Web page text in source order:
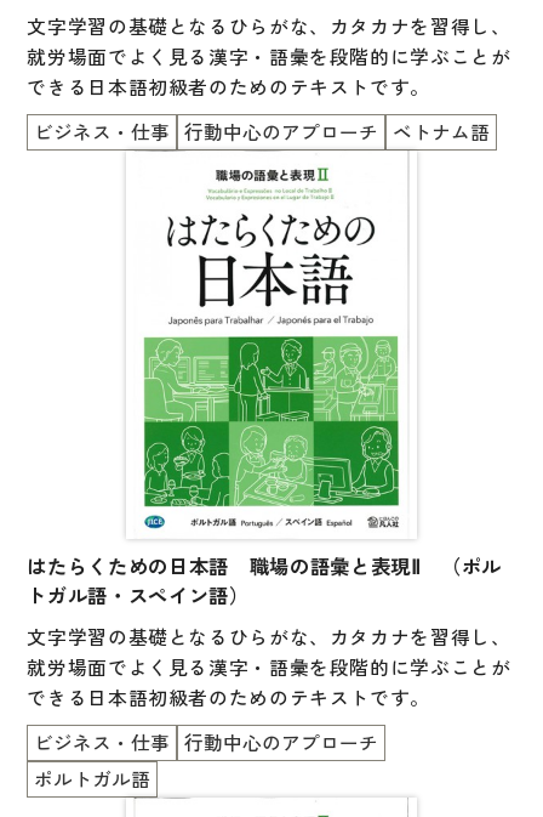
文字学習の基礎となるひらがな、カタカナを習得し、
就労場面でよく見る漢字・語彙を段階的に学ぶことが
できる日本語初級者のためのテキストです。
ビジネス・仕事 行動中心のアプローチ ベトナム語
はたらくための日本語 職場の語彙と表現Ⅱ （ポル
トガル語・スペイン語）
文字学習の基礎となるひらがな、カタカナを習得し、
就労場面でよく見る漢字・語彙を段階的に学ぶことが
できる日本語初級者のためのテキストです。
ビジネス・仕事 行動中心のアプローチ
ポルトガル語